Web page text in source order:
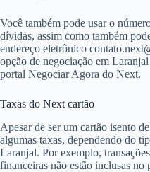
Você também pode usar o
dívidas, assim como também
endereço eletrônico
opção de negociação em
portal Negociar Agora do Next.
Taxas do Next cartão
Apesar de ser um cartão isento
algumas taxas, dependendo do
Laranjal. Por exemplo,
financeiras não estão inclusas no